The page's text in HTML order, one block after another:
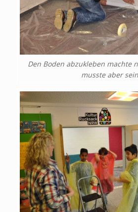
Den Boden abzukleben machte
musste aber